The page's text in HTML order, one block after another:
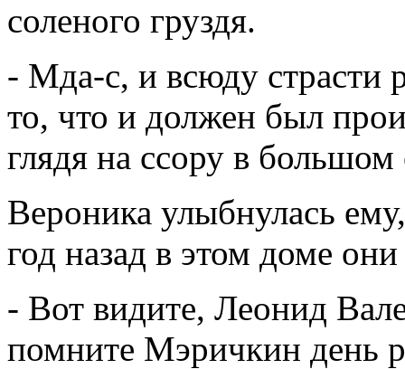
соленого груздя.
- Мда-с, и всюду страсти
то, что и должен был
глядя на ссору в большом
Вероника улыбнулась
год назад в этом доме
- Вот видите, Леонид
помните Мэричкин день